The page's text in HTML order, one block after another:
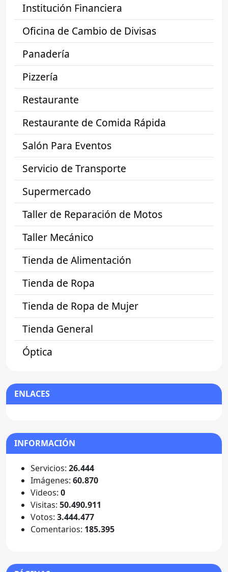
Institución Financiera
Oficina de Cambio de Divisas
Panadería
Pizzería
Restaurante
Restaurante de Comida Rápida
Salón Para Eventos
Servicio de Transporte
Supermercado
Taller de Reparación de Motos
Taller Mecánico
Tienda de Alimentación
Tienda de Ropa
Tienda de Ropa de Mujer
Tienda General
Óptica
ENLACES
INFORMACIÓN
Servicios: 26.444
Imágenes: 60.870
Videos: 0
Visitas: 50.490.911
Votos: 3.444.477
Comentarios: 185.395